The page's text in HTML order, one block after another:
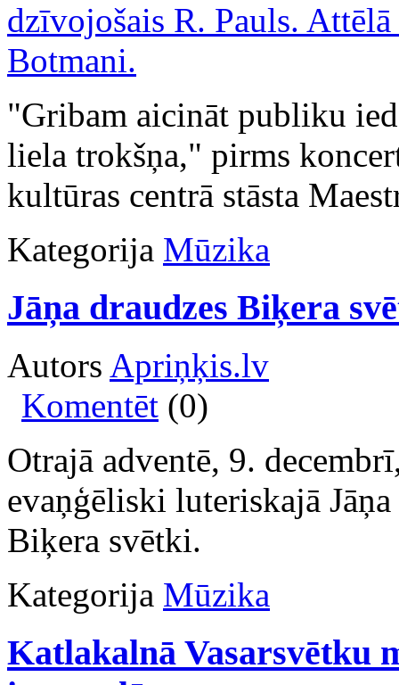
"Gribam aicināt publiku
liela trokšņa," pirms
kultūras centrā stāsta
Kategorija Mūzika
Jāņa draudzes Biķera
Autors Apriņķis.lv
Komentēt (0)
Otrajā adventē, 9.
evaņģēliski luteriskajā
Biķera svētki.
Kategorija Mūzika
Katlakalnā Vasarsvētku